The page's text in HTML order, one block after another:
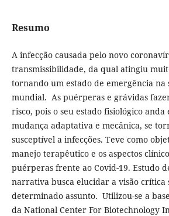
Resumo
A infecção causada pelo novo
transmissibilidade, da qual atingiu
tornando um estado de emergência na
mundial. As puérperas e grávidas
risco, pois o seu estado fisiológico anda
mudança adaptativa e mecânica, se
susceptível a infecções. Teve como
manejo terapêutico e os aspectos
puérperas frente ao Covid-19. Estudo
narrativa busca elucidar a visão crítica
determinado assunto. Utilizou-se a
da National Center For Biotechnology